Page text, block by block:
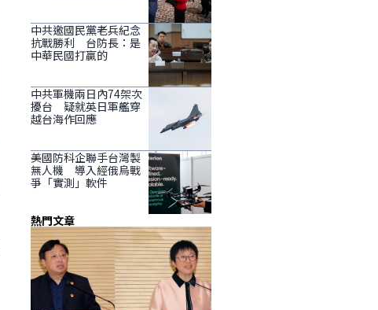
中共邀國民黨老兵紀念
抗戰勝利 台防長：是
中華民國打贏的
中共軍機兩日內74架次
擾台 疑就英日軍艦穿
越台海作回應
美國防科企聯手台灣製
無人機 導入經俄烏戰
爭「實測」軟件
熱門文章